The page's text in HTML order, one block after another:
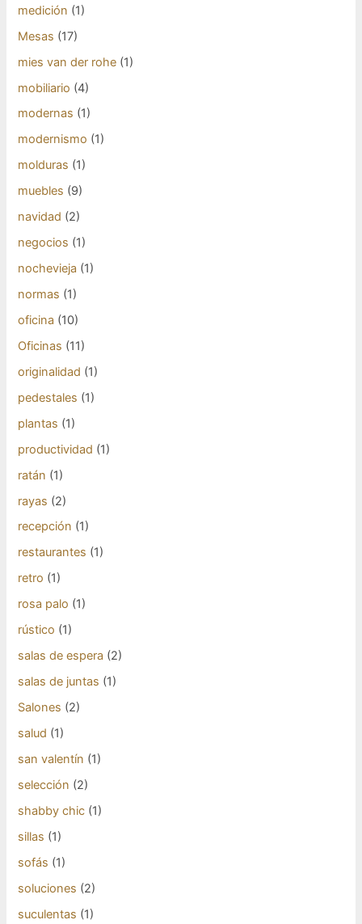
medición (1)
Mesas (17)
mies van der rohe (1)
mobiliario (4)
modernas (1)
modernismo (1)
molduras (1)
muebles (9)
navidad (2)
negocios (1)
nochevieja (1)
normas (1)
oficina (10)
Oficinas (11)
originalidad (1)
pedestales (1)
plantas (1)
productividad (1)
ratán (1)
rayas (2)
recepción (1)
restaurantes (1)
retro (1)
rosa palo (1)
rústico (1)
salas de espera (2)
salas de juntas (1)
Salones (2)
salud (1)
san valentín (1)
selección (2)
shabby chic (1)
sillas (1)
sofás (1)
soluciones (2)
suculentas (1)